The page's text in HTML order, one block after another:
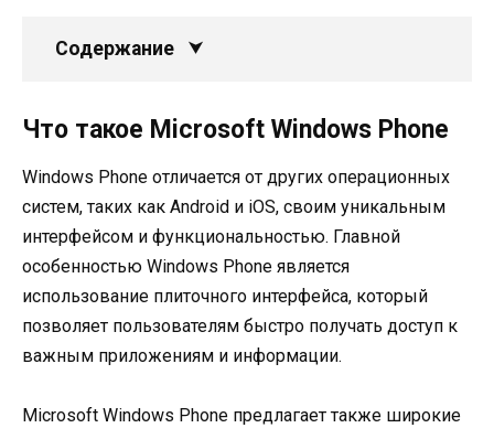
Содержание
Что такое Microsoft Windows Phone
Windows Phone отличается от других операционных
систем, таких как Android и iOS, своим уникальным
интерфейсом и функциональностью. Главной
особенностью Windows Phone является
использование плиточного интерфейса, который
позволяет пользователям быстро получать доступ к
важным приложениям и информации.
Microsoft Windows Phone предлагает также широкие